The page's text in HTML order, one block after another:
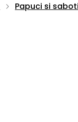
Papuci si